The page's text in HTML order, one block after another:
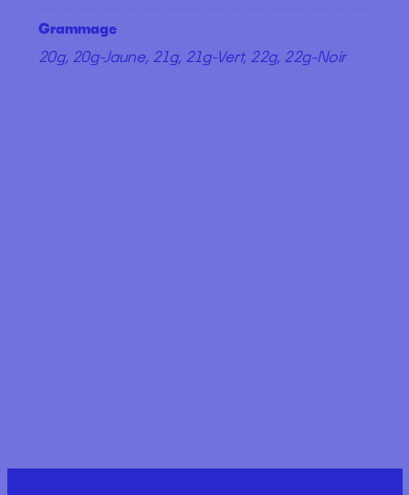
Grammage
20g, 20g-Jaune, 21g, 21g-Vert, 22g, 22g-Noir